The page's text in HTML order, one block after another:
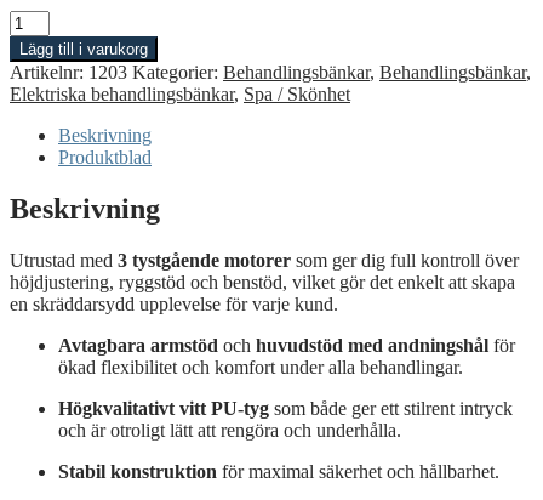
Behandlingsbänk
Ster
mängd
Lägg till i varukorg
Artikelnr: 1203 Kategorier: Behandlingsbänkar, Behandlingsbänkar,
Elektriska behandlingsbänkar, Spa / Skönhet
Beskrivning
Produktblad
Beskrivning
Utrustad med 3 tystgående motorer som gerdig full kontroll över
höjdjustering, ryggstöd och benstöd, vilket gördet enkelt att skapa
en skräddarsydd upplevelse förvarje kund.
Avtagbara armstöd och huvudstöd med andningshål för
ökad flexibilitet och komfort underalla behandlingar.
Högkvalitativt vitt PU-tyg som både gerett stilrent intryck
och ärotroligt lätt att rengöra och underhålla.
Stabil konstruktion förmaximal säkerhet och hållbarhet.